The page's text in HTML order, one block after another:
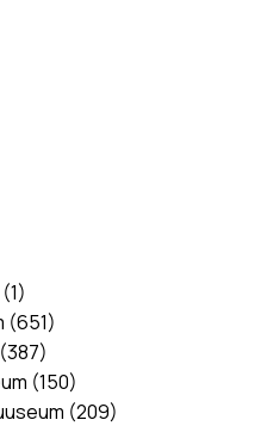
(1)
(651)
(387)
(150)
(209)